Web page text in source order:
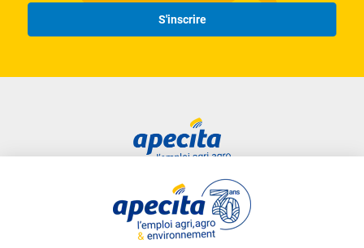
S'inscrire
Liens utiles